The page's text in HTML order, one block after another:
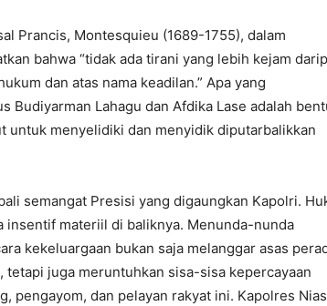
Prancis, Montesquieu (1689-1755), dalam
bahwa “tidak ada tirani yang lebih kejam
dan atas nama keadilan.” Apa yang
Budiyarman Lahagu dan Afdika Lase adalah
untuk menyelidiki dan menyidik diputarbalikkan
semangat Presisi yang digaungkan Kapolri.
insentif materiil di baliknya. Menunda-nunda
kekeluargaan bukan saja melanggar asas
juga meruntuhkan sisa-sisa kepercayaan
pengayom, dan pelayan rakyat ini. Kapolres